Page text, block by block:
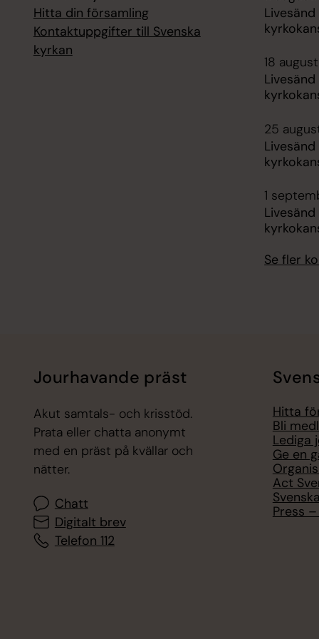
Hitta din församling
Kontaktuppgifter till Svenska
kyrkan
18
25
1
Se fler
Jourhavande präst
Akut samtals- och krisstöd.
Prata eller chatta anonymt
med en präst på kvällar och
nätter.
Chatt
Digitalt brev
Telefon 112
Hitta
Bli
Lediga
Ge en
Act
Press